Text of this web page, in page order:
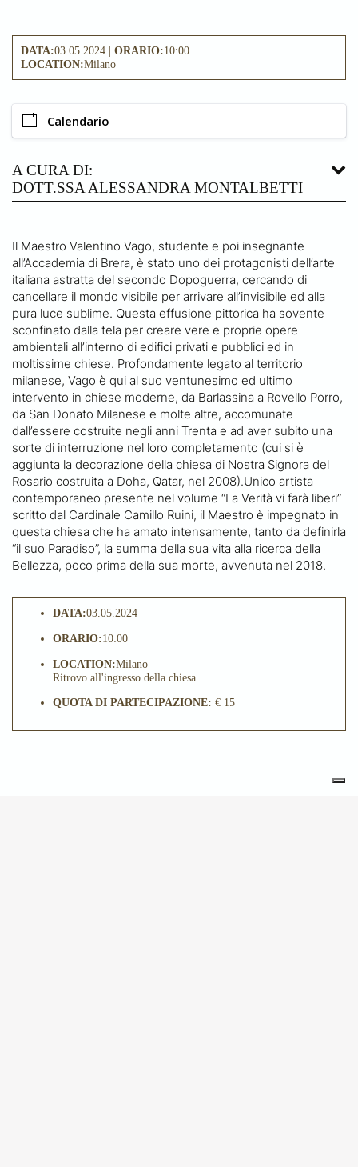
DATA:03.05.2024 | ORARIO:10:00
LOCATION:Milano
Calendario
A CURA DI:
DOTT.SSA ALESSANDRA MONTALBETTI
Il Maestro Valentino Vago, studente e poi insegnante
all’Accademia di Brera, è stato uno dei protagonisti dell’arte
italiana astratta del secondo Dopoguerra, cercando di
cancellare il mondo visibile per arrivare all’invisibile ed alla
pura luce sublime. Questa effusione pittorica ha sovente
sconfinato dalla tela per creare vere e proprie opere
ambientali all’interno di edifici privati e pubblici ed in
moltissime chiese. Profondamente legato al territorio
milanese, Vago è qui al suo ventunesimo ed ultimo
intervento in chiese moderne, da Barlassina a Rovello Porro,
da San Donato Milanese e molte altre, accomunate
dall’essere costruite negli anni Trenta e ad aver subito una
sorte di interruzione nel loro completamento (cui si è
aggiunta la decorazione della chiesa di Nostra Signora del
Rosario costruita a Doha, Qatar, nel 2008).Unico artista
contemporaneo presente nel volume “La Verità vi farà liberi”
scritto dal Cardinale Camillo Ruini, il Maestro è impegnato in
questa chiesa che ha amato intensamente, tanto da definirla
“il suo Paradiso”, la summa della sua vita alla ricerca della
Bellezza, poco prima della sua morte, avvenuta nel 2018.
DATA:03.05.2024
ORARIO:10:00
LOCATION:Milano
Ritrovo all'ingresso della chiesa
QUOTA DI PARTECIPAZIONE: € 15